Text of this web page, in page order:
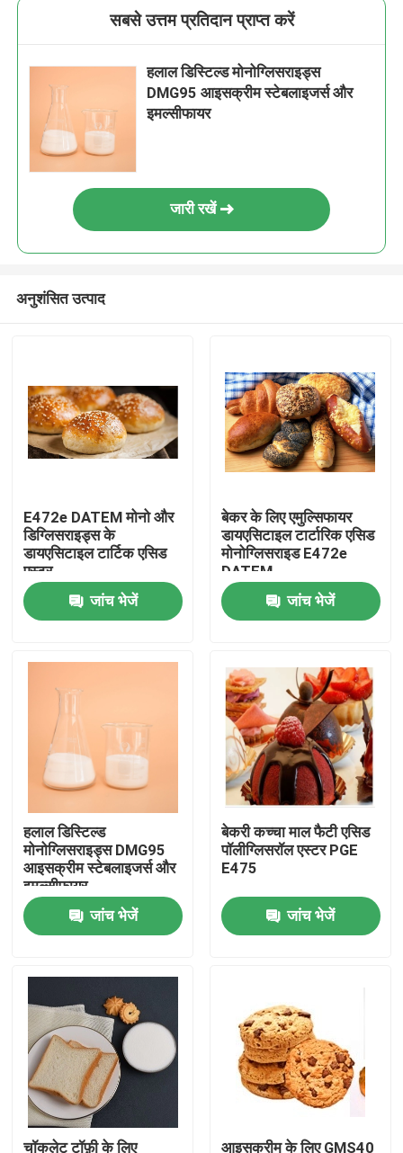
उत्पादों
वीडियो
हमारे बारे में
कारखाना भ्रमण
गुणवत्ता नियंत्रण
संपर्क करें
समाचार
एक उद्धरण का अनुरोध करें
सबसे उत्तम प्रतिदान प्राप्त करें
हलाल डिस्टिल्ड मोनोग्लिसराइड्स
DMG95 आइसक्रीम स्टेबलाइजर्स और
इमल्सीफायर
जारी रखें
अनुशंसित उत्पाद
E472e DATEM मोनो और
डिग्लिसराइड्स के
डायएसिटाइल टार्टिक एसिड
एस्टर
जांच भेजें
बेकर के लिए एमुल्सिफायर
डायएसिटाइल टार्टारिक एसिड
मोनोग्लिसराइड E472e
DATEM
जांच भेजें
हलाल डिस्टिल्ड
मोनोग्लिसराइड्स DMG95
आइसक्रीम स्टेबलाइजर्स और
इमल्सीफायर
जांच भेजें
बेकरी कच्चा माल फैटी एसिड
पॉलीग्लिसरॉल एस्टर PGE
E475
जांच भेजें
चॉकलेट टॉफ़ी के लिए आइसक्रीम के लिए GMS40